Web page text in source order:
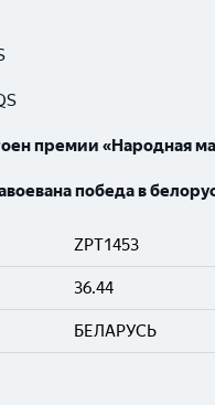
премии «Народная
победа в
ZPT1453
36.44
БЕЛАРУСЬ